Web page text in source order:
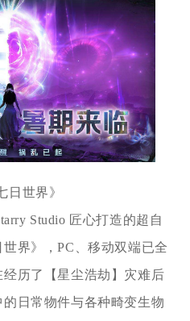
日世界》
Studio 匠心打造的超自
界》，PC、移动双端已全
历了【星尘浩劫】灾难后
日常物件与各种畸变生物